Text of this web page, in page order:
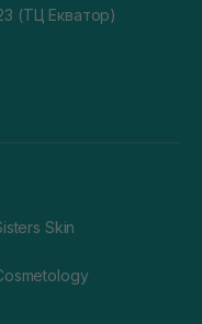
(ТЦ Екватор)
Skin